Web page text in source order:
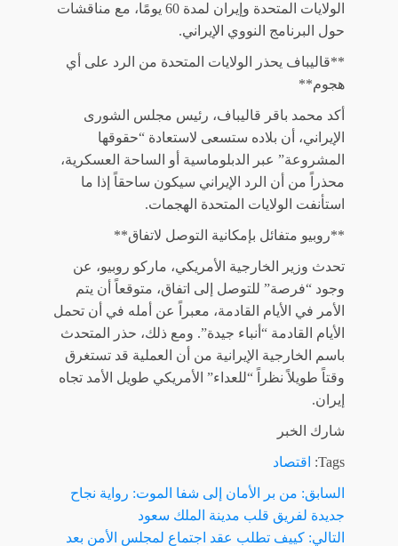
الولايات المتحدة وإيران لمدة 60 يومًا، مع مناقشات
حول البرنامج النووي الإيراني.
**قاليباف يحذر الولايات المتحدة من الرد على أي
هجوم**
أكد محمد باقر قاليباف، رئيس مجلس الشورى
الإيراني، أن بلاده ستسعى لاستعادة “حقوقها
المشروعة” عبر الدبلوماسية أو الساحة العسكرية،
محذراً من أن الرد الإيراني سيكون ساحقاً إذا ما
استأنفت الولايات المتحدة الهجمات.
**روبيو متفائل بإمكانية التوصل لاتفاق**
تحدث وزير الخارجية الأمريكي، ماركو روبيو، عن
وجود “فرصة” للتوصل إلى اتفاق، متوقعاً أن يتم
الأمر في الأيام القادمة، معبراً عن أمله في أن تحمل
الأيام القادمة “أنباء جيدة”. ومع ذلك، حذر المتحدث
باسم الخارجية الإيرانية من أن العملية قد تستغرق
وقتاً طويلاً نظراً “للعداء” الأمريكي طويل الأمد تجاه
إيران.
شارك الخبر
Tags: اقتصاد
تصفّح
المقالات
السابق: من بر الأمان إلى شفا الموت: رواية نجاح
جديدة لفريق قلب مدينة الملك سعود
التالي: كييف تطلب عقد اجتماع لمجلس الأمن بعد